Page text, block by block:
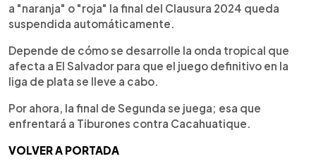
a "naranja" o "roja" la final del Clausura 2024 queda
suspendida automáticamente.
Depende de cómo se desarrolle la onda tropical que
afecta a El Salvador para que el juego definitivo en la
liga de plata se lleve a cabo.
Por ahora, la final de Segunda se juega; esa que
enfrentará a Tiburones contra Cacahuatique.
VOLVER A PORTADA